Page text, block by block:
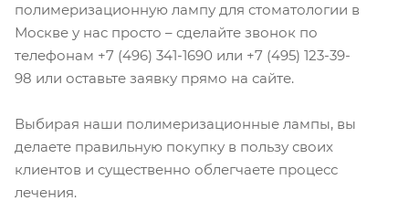
полимеризационную лампу для стоматологии в
Москве у нас просто – сделайте звонок по
телефонам +7 (496) 341-1690 или +7 (495) 123-39-
98 или оставьте заявку прямо на сайте.
Выбирая наши полимеризационные лампы, вы
делаете правильную покупку в пользу своих
клиентов и существенно облегчаете процесс
лечения.